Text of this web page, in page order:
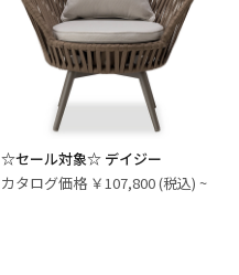
☆セール対象☆ デイジー
カタログ価格 ￥107,800 (税込) ~